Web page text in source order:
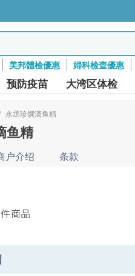
美邦體檢優惠 婦科檢查優惠
预防疫苗 大湾区体检
永丞珍馔滴鱼精
鱼精
户介绍 条款
商品